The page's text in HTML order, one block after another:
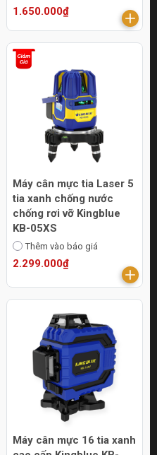
1.650.000₫
Máy cân mực tia Laser 5
tia xanh chống nước
chống rơi vỡ Kingblue
KB-05XS
Thêm vào báo giá
2.299.000₫
Máy cân mực 16 tia xanh